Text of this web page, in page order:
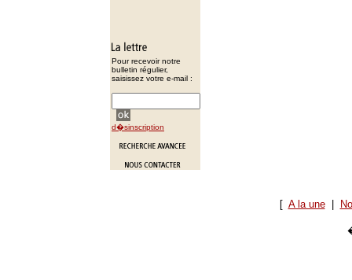
Pour recevoir notre
bulletin régulier,
saisissez votre e-mail :
d�sinscription
[ A la une|